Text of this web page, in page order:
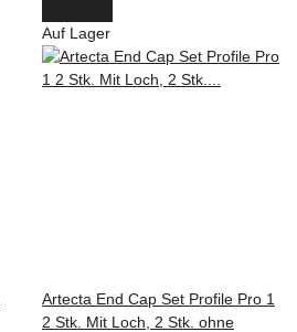
Auf Lager
Artecta End Cap Set Profile Pro 1
2 Stk. Mit Loch, 2 Stk. ohne